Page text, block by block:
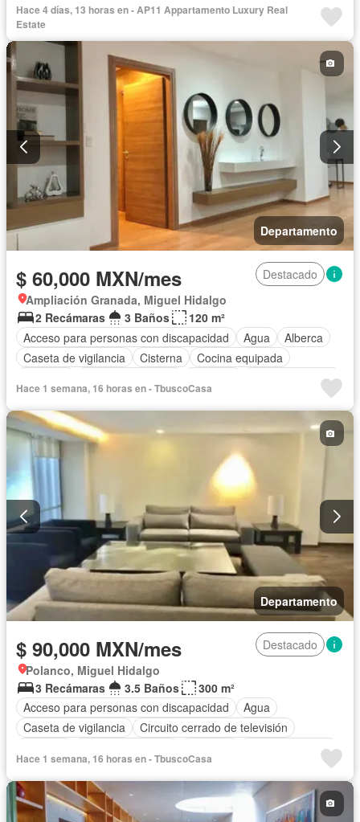
Circuito cerrado de televisión
Cisterna
Cocina equipada
Cocina integral
Elevador
Estacionamiento Gas natural
Gimnasio
Internet
Jacuzzi Jardín
Recámara con closet
Sala polivalente
Seguridad
Sin amueblar
Hace 4 días, 13 horas en - AP11 Appartamento Luxury Real
Estate
Departamento
$ 60,000 MXN/mes
Destacado
Ampliación Granada, Miguel Hidalgo
2 Recámaras
3 Baños
120 m²
Acceso para personas con discapacidad
Agua
Alberca
Caseta de vigilancia
Cisterna
Cocina equipada
Estacionamiento
Gimnasio
Internet Jardín
Recámara con closet
Sala polivalente
Completamente amueblado
Hace 1 semana, 16 horas en - TbuscoCasa
Departamento
$ 90,000 MXN/mes
Destacado
Polanco, Miguel Hidalgo
3 Recámaras
3.5 Baños
300 m²
Acceso para personas con discapacidad
Agua
Caseta de vigilancia
Circuito cerrado de televisión
Estacionamiento
Internet
Permite mascotas Completamente amueblado
Hace 1 semana, 16 horas en - TbuscoCasa